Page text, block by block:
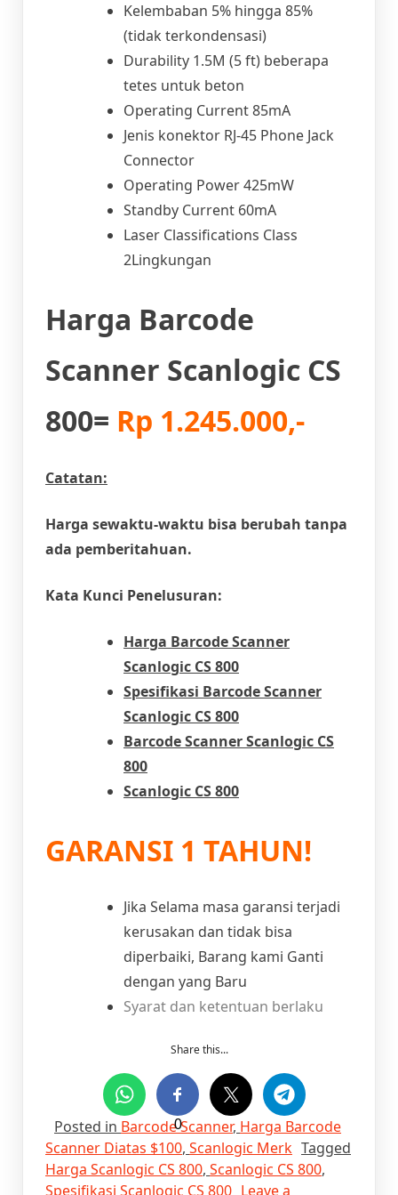
Kelembaban 5% hingga 85%
(tidak terkondensasi)
Durability 1.5M (5 ft) beberapa
tetes untuk beton
Operating Current 85mA
Jenis konektor RJ-45 Phone Jack
Connector
Operating Power 425mW
Standby Current 60mA
Laser Classifications Class
2Lingkungan
Harga Barcode
Scanner Scanlogic CS
800= Rp 1.245.000,-
Catatan:
Harga sewaktu-waktu bisa berubah tanpa
ada pemberitahuan.
Kata Kunci Penelusuran:
Harga Barcode Scanner
Scanlogic CS 800
Spesifikasi Barcode Scanner
Scanlogic CS 800
Barcode Scanner Scanlogic CS
800
Scanlogic CS 800
GARANSI 1 TAHUN!
Jika Selama masa garansi terjadi
kerusakan dan tidak bisa
diperbaiki, Barang kami Ganti
dengan yang Baru
Syarat dan ketentuan berlaku
Share this...
0
Posted in Barcode Scanner, Harga Barcode
Scanner Diatas $100, Scanlogic Merk Tagged
Harga Scanlogic CS 800, Scanlogic CS 800,
Spesifikasi Scanlogic CS 800 Leave a